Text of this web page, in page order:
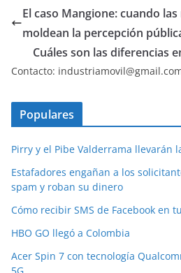
El caso Mangione: cuando
moldean la percepción
Cuáles son las diferencias
Contacto:
Populares
Pirry y el Pibe Valderrama llevarán
Estafadores engañan a los
spam y roban su dinero
Cómo recibir SMS de Facebook en
HBO GO llegó a Colombia
Acer Spin 7 con tecnología